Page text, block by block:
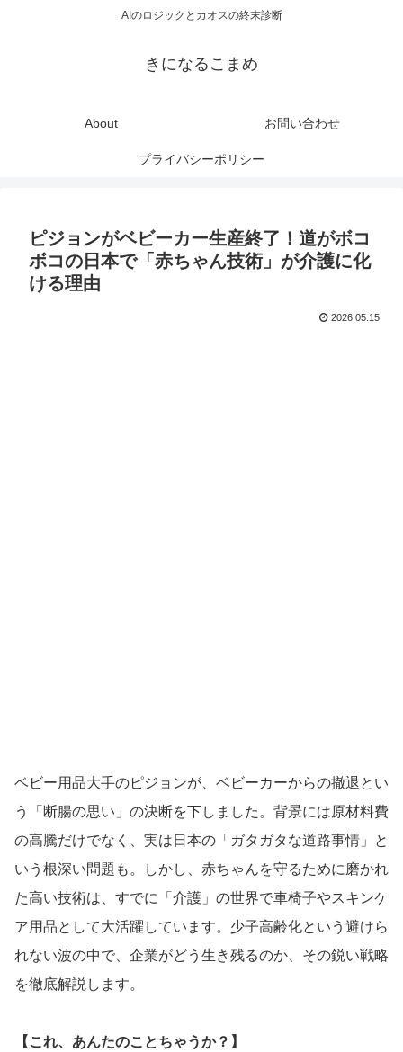
AIのロジックとカオスの終末診断
きになるこまめ
About お問い合わせ
プライバシーポリシー
ピジョンがベビーカー生産終了！道がボコ
ボコの日本で「赤ちゃん技術」が介護に化
ける理由
2026.05.15
ベビー用品大手のピジョンが、ベビーカーからの撤退とい
う「断腸の思い」の決断を下しました。背景には原材料費
の高騰だけでなく、実は日本の「ガタガタな道路事情」と
いう根深い問題も。しかし、赤ちゃんを守るために磨かれ
た高い技術は、すでに「介護」の世界で車椅子やスキンケ
ア用品として大活躍しています。少子高齢化という避けら
れない波の中で、企業がどう生き残るのか、その鋭い戦略
を徹底解説します。
【これ、あんたのことちゃうか？】